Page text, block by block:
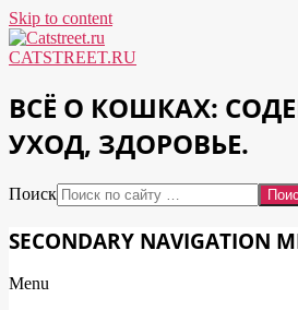
Skip to content
CATSTREET.RU
ВСЁ О КОШКАХ:
УХОД, ЗДОРОВЬЕ.
Поиск
SECONDARY NAVIGATION
Menu